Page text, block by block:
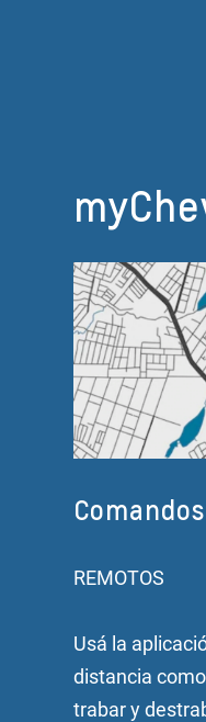
REMOTOS
Usá la
distancia
trabar y